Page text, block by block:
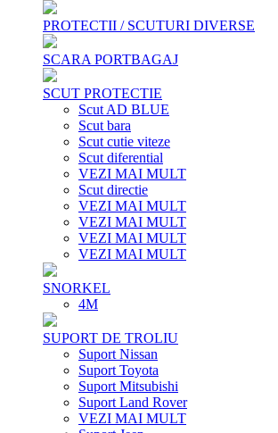
PROTECTII / SCUTURI DIVERSE
SCARA PORTBAGAJ
SCUT PROTECTIE
Scut AD BLUE
Scut bara
Scut cutie viteze
Scut diferential
VEZI MAI MULT
Scut directie
VEZI MAI MULT
VEZI MAI MULT
VEZI MAI MULT
VEZI MAI MULT
SNORKEL
4M
SUPORT DE TROLIU
Suport Nissan
Suport Toyota
Suport Mitsubishi
Suport Land Rover
VEZI MAI MULT